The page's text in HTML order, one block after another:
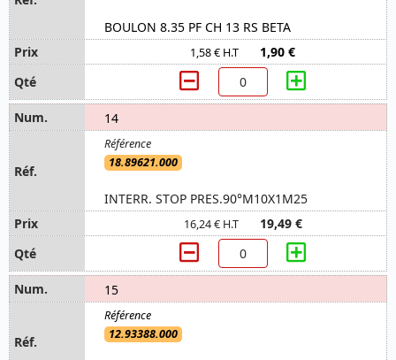
BOULON 8.35 PF CH 13 RS BETA
1,58 € H.T 1,90 €
14
18.89621.000
INTERR. STOP PRES.90°M10X1M25
16,24 € H.T 19,49 €
15
12.93388.000